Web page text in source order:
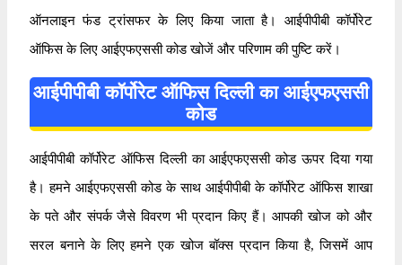
ऑनलाइन फंड ट्रांसफर के लिए किया जाता है। आईपीपीबी कॉर्पोरेट
ऑफिस के लिए आईएफएससी कोड खोजें और परिणाम की पुष्टि करें।
आईपीपीबी कॉर्पोरेट ऑफिस दिल्ली का आईएफएससी
कोड
आईपीपीबी कॉर्पोरेट ऑफिस दिल्ली का आईएफएससी कोड ऊपर दिया गया
है। हमने आईएफएससी कोड के साथ आईपीपीबी के कॉर्पोरेट ऑफिस शाखा
के पते और संपर्क जैसे विवरण भी प्रदान किए हैं। आपकी खोज को और
सरल बनाने के लिए हमने एक खोज बॉक्स प्रदान किया है, जिसमें आप